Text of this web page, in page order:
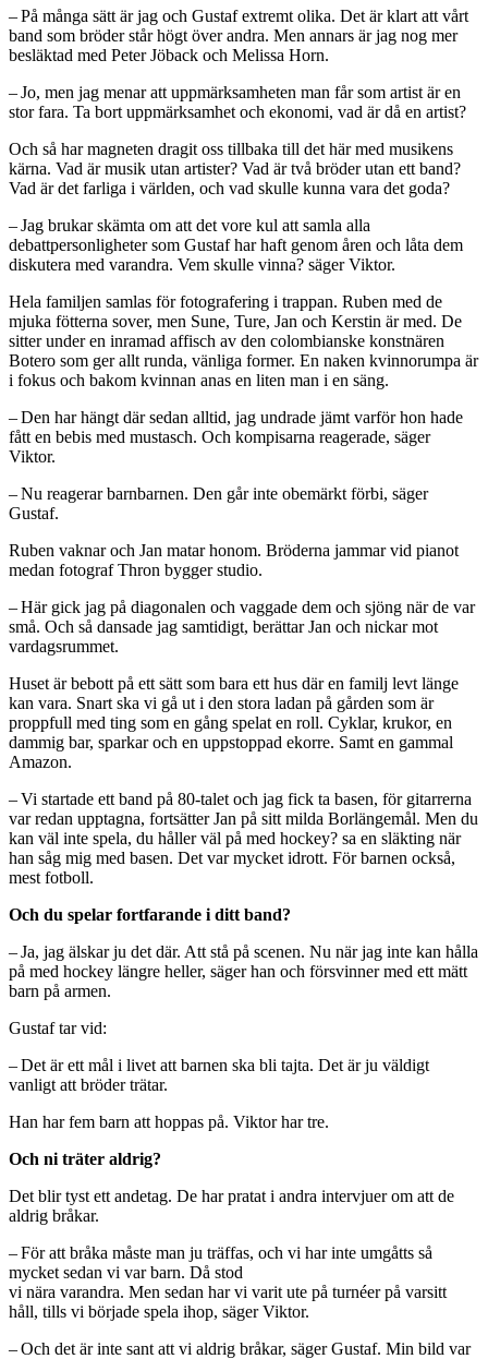
– På många sätt är jag och Gustaf extremt olika. Det är klart att vårt
band som bröder står högt över andra. Men annars är jag nog mer
besläktad med Peter Jöback och Melissa Horn.
– Jo, men jag menar att uppmärksamheten man får som artist är en
stor fara. Ta bort uppmärksamhet och ekonomi, vad är då en artist?
Och så har magneten dragit oss tillbaka till det här med musikens
kärna. Vad är musik utan artister? Vad är två bröder utan ett band?
Vad är det farliga i världen, och vad skulle kunna vara det goda?
– Jag brukar skämta om att det vore kul att samla alla
debattpersonligheter som Gustaf har haft genom åren och låta dem
diskutera med varandra. Vem skulle vinna? säger Viktor.
Hela familjen samlas för fotografering i trappan. Ruben med de
mjuka fötterna sover, men Sune, Ture, Jan och Kerstin är med. De
sitter under en inramad affisch av den colombianske konstnären
Botero som ger allt runda, vänliga former. En naken kvinnorumpa är
i fokus och bakom kvinnan anas en liten man i en säng.
– Den har hängt där sedan alltid, jag undrade jämt varför hon hade
fått en bebis med mustasch. Och kompisarna reagerade, säger
Viktor.
– Nu reagerar barnbarnen. Den går inte obemärkt förbi, säger
Gustaf.
Ruben vaknar och Jan matar honom. Bröderna jammar vid pianot
medan fotograf Thron bygger studio.
– Här gick jag på diagonalen och vaggade dem och sjöng när de var
små. Och så dansade jag samtidigt, berättar Jan och nickar mot
vardagsrummet.
Huset är bebott på ett sätt som bara ett hus där en familj levt länge
kan vara. Snart ska vi gå ut i den ­stora ladan på gården som är
proppfull med ting som en gång spelat en roll. Cyklar, krukor, en
dammig bar, sparkar och en uppstoppad ekorre. Samt en gammal
Amazon.
– Vi startade ett band på 80-talet och jag fick ta basen, för gitarrerna
var redan upptagna, fortsätter Jan på sitt milda Borlängemål. Men du
kan väl inte spela, du håller väl på med hockey? sa en släkting när
han såg mig med basen. Det var mycket idrott. För barnen också,
mest fotboll.
Och du spelar fortfarande i ditt band?
– Ja, jag älskar ju det där. Att stå på scenen. Nu när jag inte kan hålla
på med hockey längre heller, säger han och försvinner med ett mätt
barn på armen.
Gustaf tar vid:
– Det är ett mål i livet att barnen ska bli tajta. Det är ju väldigt
vanligt att bröder trätar.
Han har fem barn att hoppas på. Viktor har tre.
Och ni träter aldrig?
Det blir tyst ett andetag. De har pratat i andra intervjuer om att de
aldrig bråkar.
– För att bråka måste man ju träffas, och vi har inte umgåtts så
mycket sedan vi var barn. Då stod
vi nära varandra. Men sedan har vi varit ute på turnéer på varsitt
håll, tills vi började spela ihop, säger Viktor.
– Och det är inte sant att vi aldrig bråkar, säger Gustaf. Min bild var